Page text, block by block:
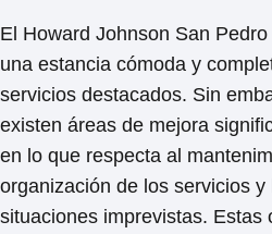
El Howard Johnson San
una estancia cómoda y
servicios destacados. Sin
existen áreas de mejora
en lo que respecta al
organización de los servicios y
situaciones imprevistas. Estas